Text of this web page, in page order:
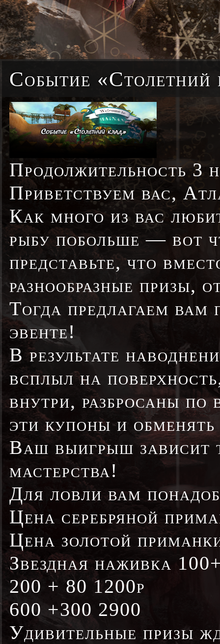
Событие
Продолжительность 3
Приветствуем вас,
Как много из вас
рыбу побольше — вот
представьте, что
разнообразные призы,
Тогда предлагаем
эвенте!
В результате
всплыл на
внутри, разбросаны
эти купоны и
Ваш выигрыш зависит
мастерства!
Для ловли вам
Цена серебряной
Цена золотой
Звездная наживка
200 + 80 1200р
600 +300 2900
Удивительные призы